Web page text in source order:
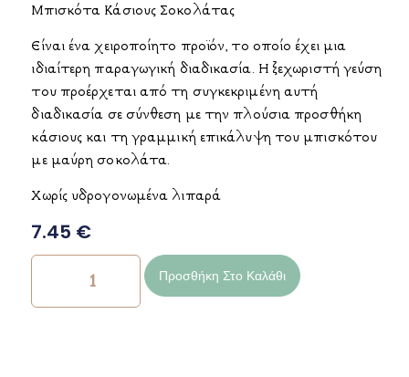
Μπισκότα Κάσιους Σοκολάτας
Είναι ένα χειροποίητο προϊόν, το οποίο έχει μια
ιδιαίτερη παραγωγική διαδικασία. Η ξεχωριστή γεύση
του προέρχεται από τη συγκεκριμένη αυτή
διαδικασία σε σύνθεση με την πλούσια προσθήκη
κάσιους και τη γραμμική επικάλυψη του μπισκότου
με μαύρη σοκολάτα.
Χωρίς υδρογονωμένα λιπαρά
7.45 €
Προσθήκη Στο Καλάθι